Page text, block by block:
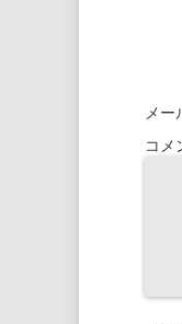
メー
コメ